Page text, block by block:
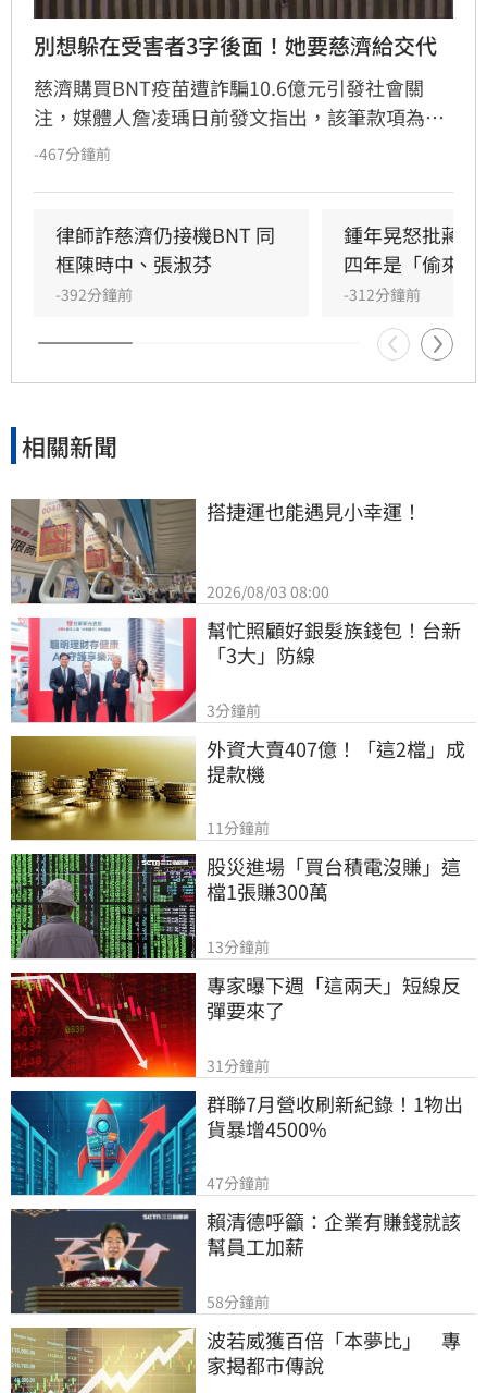
別想躲在受害者3字後面！她要慈濟給交代
慈濟購買BNT疫苗遭詐騙10.6億元引發社會關
注，媒體人詹凌瑀日前發文指出，該筆款項為支
付給掮客的「委任顧問費」，並質疑決策過程與
大白卻無人道歉。此外，詹凌瑀強調慈濟不應僅
以「受害者」自居，面對大眾捐贈的善款遭濫
用，慈濟有義務對外公開決策細節。
-467分鐘前
律師詐慈濟仍接機BNT 同
框陳時中、張淑芬
-392分鐘前
鍾年晃怒批蔣
四年是「偷來的
-312分鐘前
相關新聞
搭捷運也能遇見小幸運！
2026/08/03 08:00
幫忙照顧好銀髮族錢包！台新
「3大」防線
3分鐘前
外資大賣407億！「這2檔」成
提款機
11分鐘前
股災進場「買台積電沒賺」這
檔1張賺300萬
13分鐘前
專家曝下週「這兩天」短線反
彈要來了
31分鐘前
群聯7月營收刷新紀錄！1物出
貨暴增4500%
47分鐘前
賴清德呼籲：企業有賺錢就該
幫員工加薪
58分鐘前
波若威獲百倍「本夢比」　專
家揭都市傳說